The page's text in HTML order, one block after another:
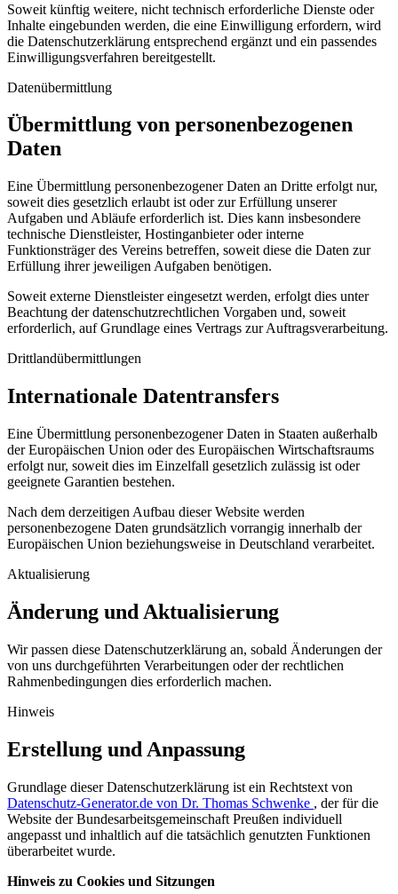
Soweit künftig weitere, nicht technisch erforderliche Dienste oder
Inhalte eingebunden werden, die eine Einwilligung erfordern, wird
die Datenschutzerklärung entsprechend ergänzt und ein passendes
Einwilligungsverfahren bereitgestellt.
Datenübermittlung
Übermittlung von personenbezogenen
Daten
Eine Übermittlung personenbezogener Daten an Dritte erfolgt nur,
soweit dies gesetzlich erlaubt ist oder zur Erfüllung unserer
Aufgaben und Abläufe erforderlich ist. Dies kann insbesondere
technische Dienstleister, Hostinganbieter oder interne
Funktionsträger des Vereins betreffen, soweit diese die Daten zur
Erfüllung ihrer jeweiligen Aufgaben benötigen.
Soweit externe Dienstleister eingesetzt werden, erfolgt dies unter
Beachtung der datenschutzrechtlichen Vorgaben und, soweit
erforderlich, auf Grundlage eines Vertrags zur Auftragsverarbeitung.
Drittlandübermittlungen
Internationale Datentransfers
Eine Übermittlung personenbezogener Daten in Staaten außerhalb
der Europäischen Union oder des Europäischen Wirtschaftsraums
erfolgt nur, soweit dies im Einzelfall gesetzlich zulässig ist oder
geeignete Garantien bestehen.
Nach dem derzeitigen Aufbau dieser Website werden
personenbezogene Daten grundsätzlich vorrangig innerhalb der
Europäischen Union beziehungsweise in Deutschland verarbeitet.
Aktualisierung
Änderung und Aktualisierung
Wir passen diese Datenschutzerklärung an, sobald Änderungen der
von uns durchgeführten Verarbeitungen oder der rechtlichen
Rahmenbedingungen dies erforderlich machen.
Hinweis
Erstellung und Anpassung
Grundlage dieser Datenschutzerklärung ist ein Rechtstext von
Datenschutz-Generator.de von Dr. Thomas Schwenke , der für die
Website der Bundesarbeitsgemeinschaft Preußen individuell
angepasst und inhaltlich auf die tatsächlich genutzten Funktionen
überarbeitet wurde.
Hinweis zu Cookies und Sitzungen